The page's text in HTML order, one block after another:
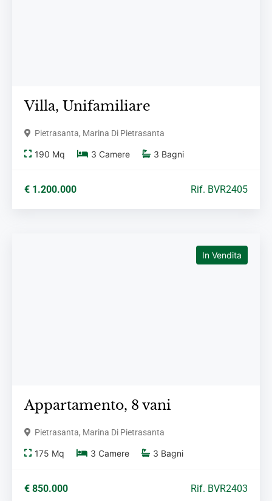
Villa, Unifamiliare
Pietrasanta, Marina Di Pietrasanta
190 Mq 3 Camere 3 Bagni
€ 1.200.000 Rif. BVR2405
In Vendita
Appartamento, 8 vani
Pietrasanta, Marina Di Pietrasanta
175 Mq 3 Camere 3 Bagni
€ 850.000 Rif. BVR2403